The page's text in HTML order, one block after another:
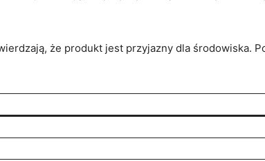
że produkt jest przyjazny dla środowiska.